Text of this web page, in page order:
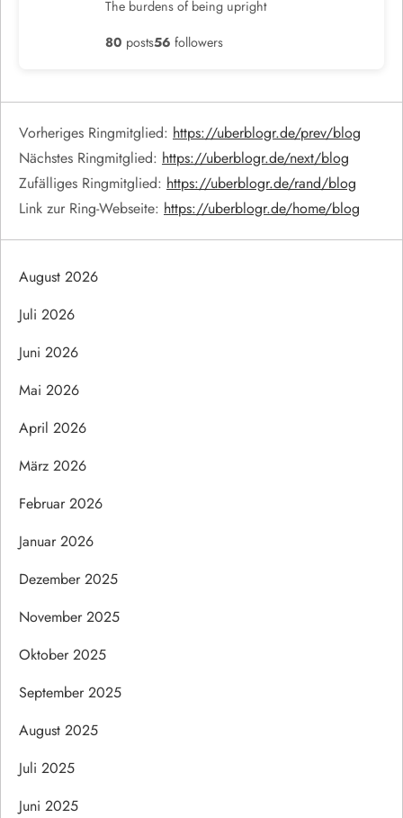
The burdens of being upright
80 posts56 followers
Vorheriges Ringmitglied: https://uberblogr.de/prev/blog
Nächstes Ringmitglied: https://uberblogr.de/next/blog
Zufälliges Ringmitglied: https://uberblogr.de/rand/blog
Link zur Ring-Webseite: https://uberblogr.de/home/blog
August 2026
Juli 2026
Juni 2026
Mai 2026
April 2026
März 2026
Februar 2026
Januar 2026
Dezember 2025
November 2025
Oktober 2025
September 2025
August 2025
Juli 2025
Juni 2025